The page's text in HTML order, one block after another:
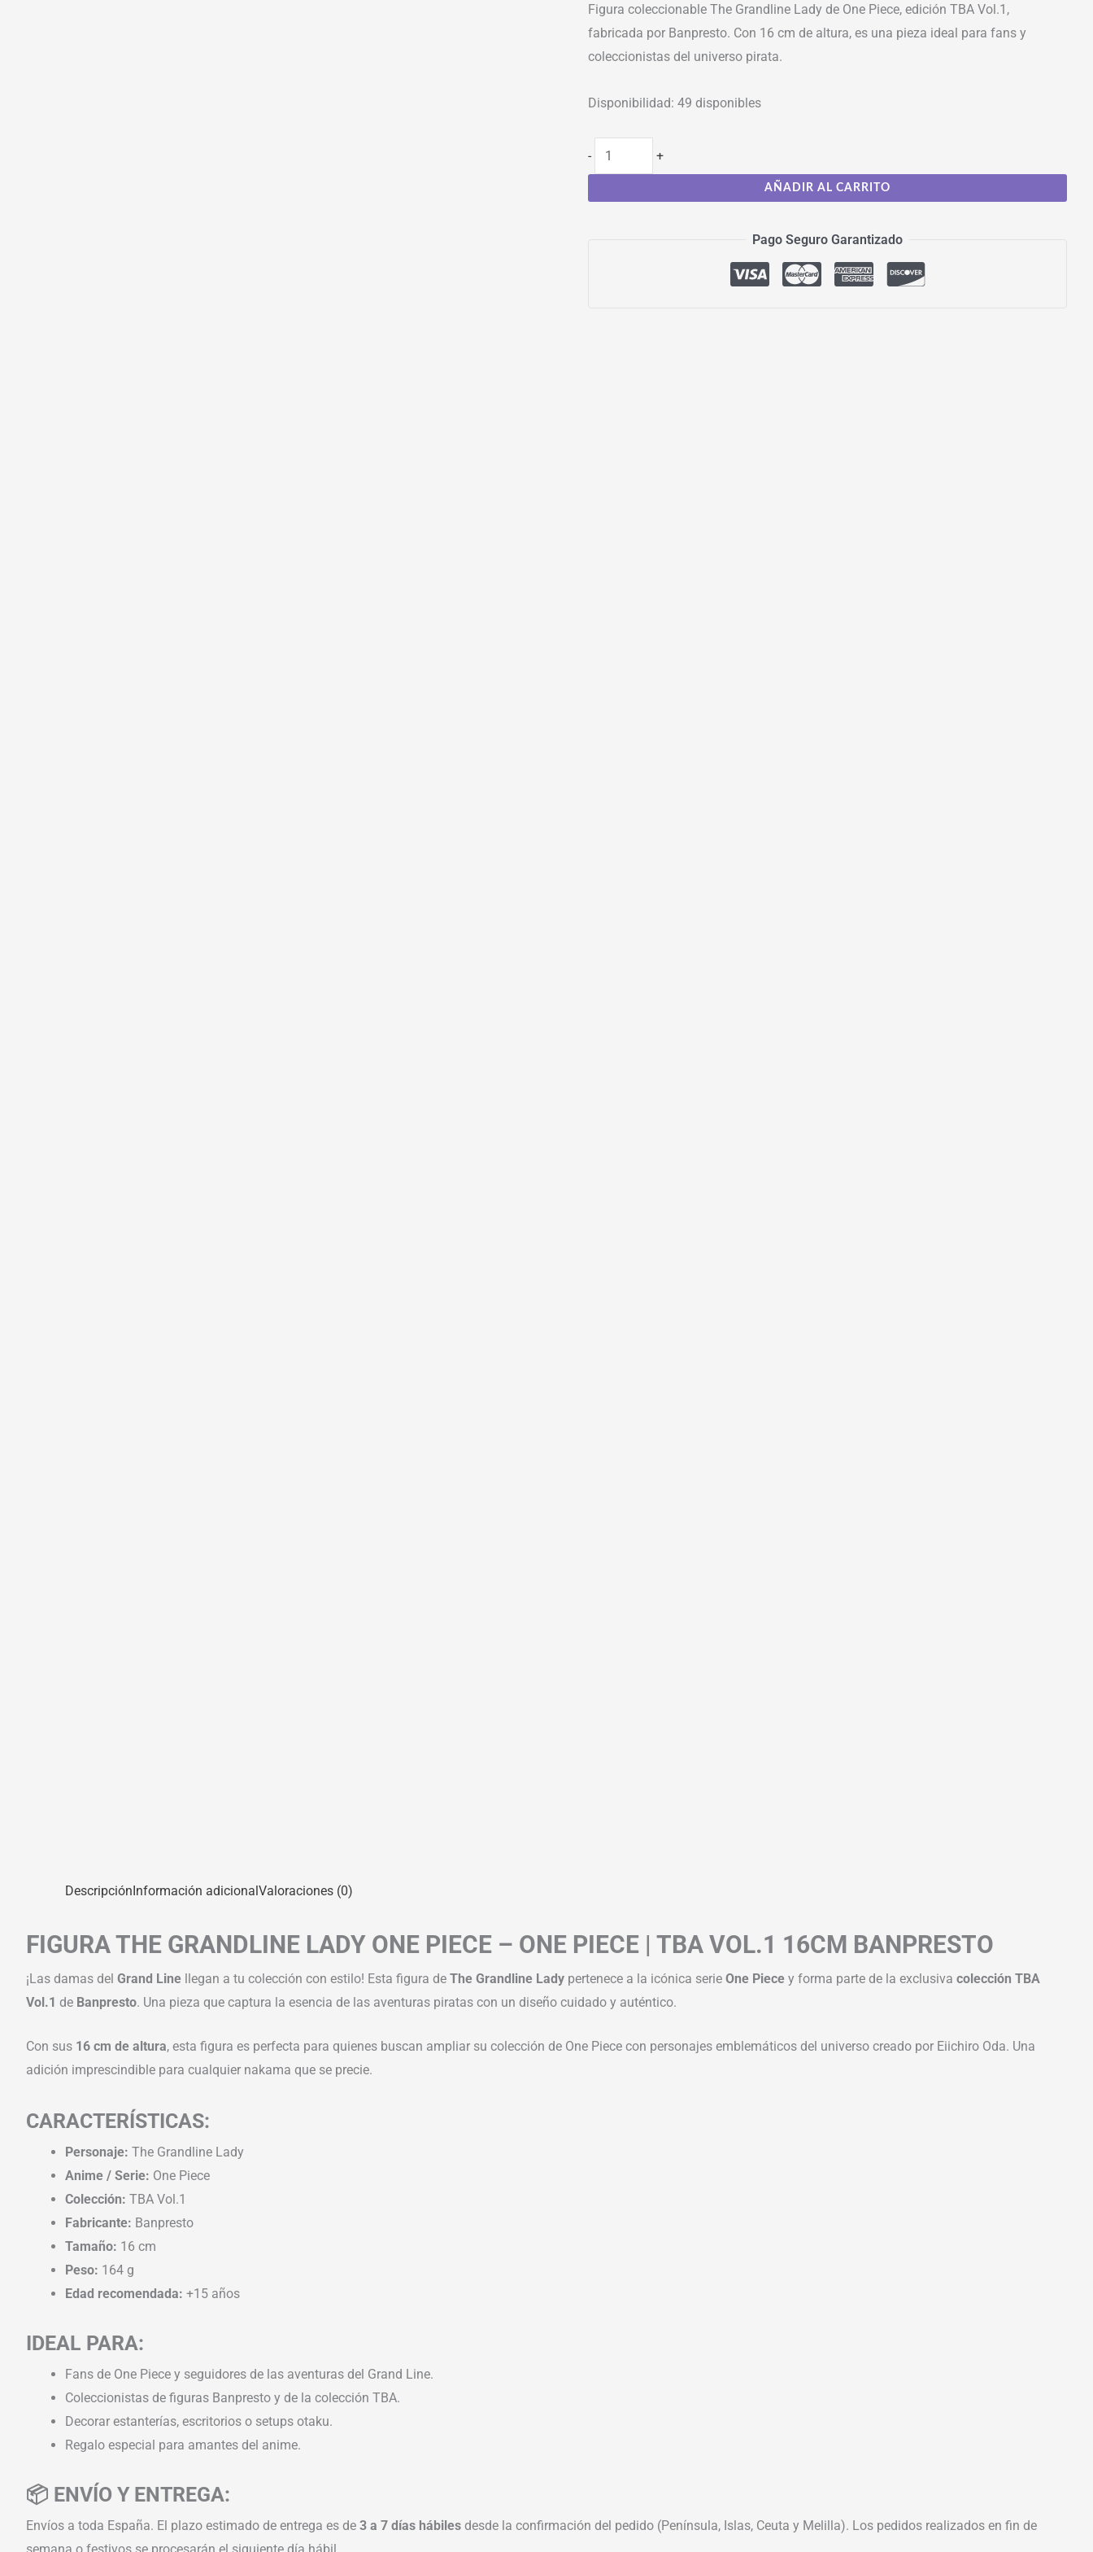
Figura coleccionable The Grandline Lady de One Piece, edición TBA Vol.1,
fabricada por Banpresto. Con 16 cm de altura, es una pieza ideal para fans y
coleccionistas del universo pirata.
Disponibilidad: 49 disponibles
- +
AÑADIR AL CARRITO
Pago Seguro Garantizado
DescripciónInformación adicionalValoraciones (0)
FIGURA THE GRANDLINE LADY ONE PIECE – ONE PIECE | TBA VOL.1 16CM BANPRESTO
¡Las damas del Grand Line llegan a tu colección con estilo! Esta figura de The Grandline Lady pertenece a la icónica serie One Piece y forma parte de la exclusiva colección TBA
Vol.1 de Banpresto. Una pieza que captura la esencia de las aventuras piratas con un diseño cuidado y auténtico.
Con sus 16 cm de altura, esta figura es perfecta para quienes buscan ampliar su colección de One Piece con personajes emblemáticos del universo creado por Eiichiro Oda. Una
adición imprescindible para cualquier nakama que se precie.
CARACTERÍSTICAS:
Personaje: The Grandline Lady
Anime / Serie: One Piece
Colección: TBA Vol.1
Fabricante: Banpresto
Tamaño: 16 cm
Peso: 164 g
Edad recomendada: +15 años
IDEAL PARA:
Fans de One Piece y seguidores de las aventuras del Grand Line.
Coleccionistas de figuras Banpresto y de la colección TBA.
Decorar estanterías, escritorios o setups otaku.
Regalo especial para amantes del anime.
📦 ENVÍO Y ENTREGA:
Envíos a toda España. El plazo estimado de entrega es de 3 a 7 días hábiles desde la confirmación del pedido (Península, Islas, Ceuta y Melilla). Los pedidos realizados en fin de